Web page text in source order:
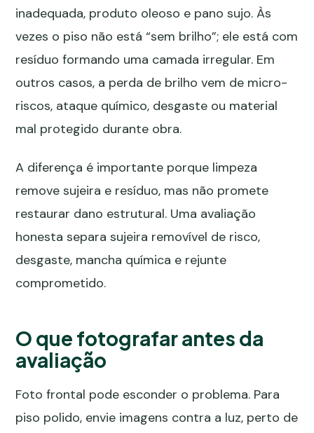
inadequada, produto oleoso e pano sujo. Às
vezes o piso não está “sem brilho”; ele está com
resíduo formando uma camada irregular. Em
outros casos, a perda de brilho vem de micro-
riscos, ataque químico, desgaste ou material
mal protegido durante obra.
A diferença é importante porque limpeza
remove sujeira e resíduo, mas não promete
restaurar dano estrutural. Uma avaliação
honesta separa sujeira removível de risco,
desgaste, mancha química e rejunte
comprometido.
O que fotografar antes da
avaliação
Foto frontal pode esconder o problema. Para
piso polido, envie imagens contra a luz, perto de